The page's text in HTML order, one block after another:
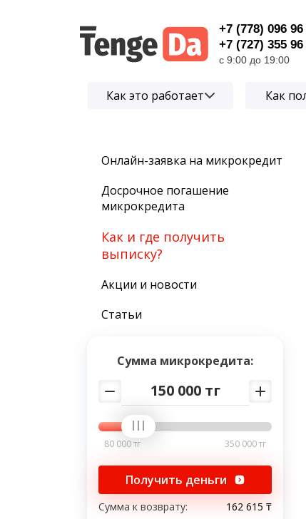
+7 (778) 096 96
+7 (727) 355 96
с 9:00 до 19:00
Как это работает Как
Онлайн-заявка на микрокредит
Досрочное погашение
микрокредита
Как и где получить
выписку?
Акции и новости
Статьи
Сумма микрокредита:
150 000 тг
80 000 тг 350 000 тг
Получить деньги
Сумма к возврату: 162 615 ₸